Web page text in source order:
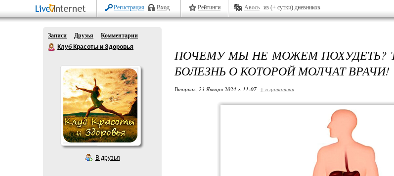
Регистрация Вход Рейтинги Авось из (+ сутки) дневников
Записи Друзья
Комментарии
Клуб Красоты и Здоровья
В друзья
ПОЧЕМУ МЫ НЕ МОЖЕМ ПОХУДЕТЬ?
БОЛЕЗНЬ О КОТОРОЙ МОЛЧАТ ВРАЧИ!
Вторник, 23 Января 2024 г. 11:07 + в цитатник